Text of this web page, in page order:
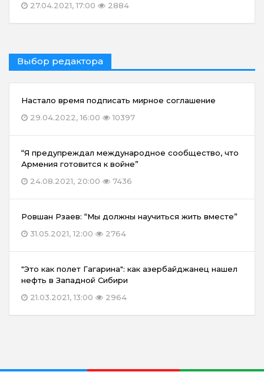
27.04.2021, 17:00
2884
Выбор редактора
Настало время подписать мирное соглашение
29.04.2022, 16:00
10397
“Я предупреждал международное сообщество, что
Армения готовится к войне”
24.08.2021, 20:00
7436
Ровшан Рзаев: “Мы должны научиться жить вместе”
31.05.2021, 12:00
2764
"Это как полет Гагарина": как азербайджанец нашел
нефть в Западной Сибири
21.03.2021, 13:00
2964